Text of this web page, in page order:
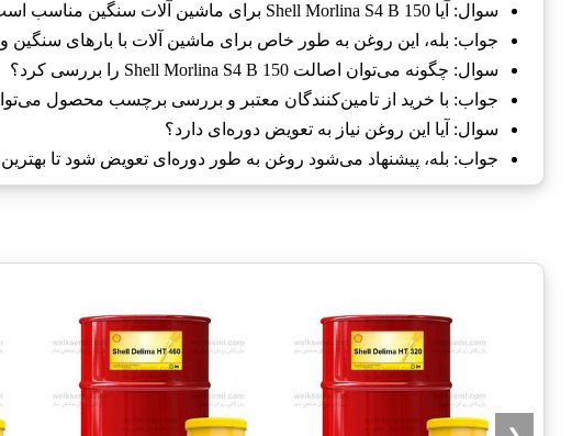
سوال: آیا Shell Morlina S4 B 150 برای ماشین آلات سنگین مناسب است؟
جواب: بله، این روغن به طور خاص برای ماشین آلات با بارهای
سوال: چگونه می‌توان اصالت Shell Morlina S4 B 150 را بررسی کرد؟
جواب: با خرید از تامین‌کنندگان معتبر و بررسی برچسب محصول
سوال: آیا این روغن نیاز به تعویض دوره‌ای دارد؟
جواب: بله، پیشنهاد می‌شود روغن به طور دوره‌ای تعویض شود تا